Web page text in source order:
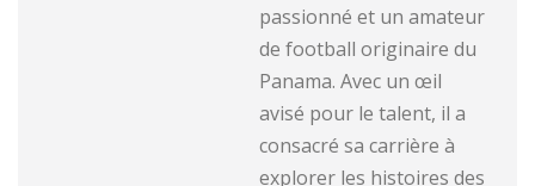
passionné et un amateur
de football originaire du
Panama. Avec un œil
avisé pour le talent, il a
consacré sa carrière à
explorer les histoires des